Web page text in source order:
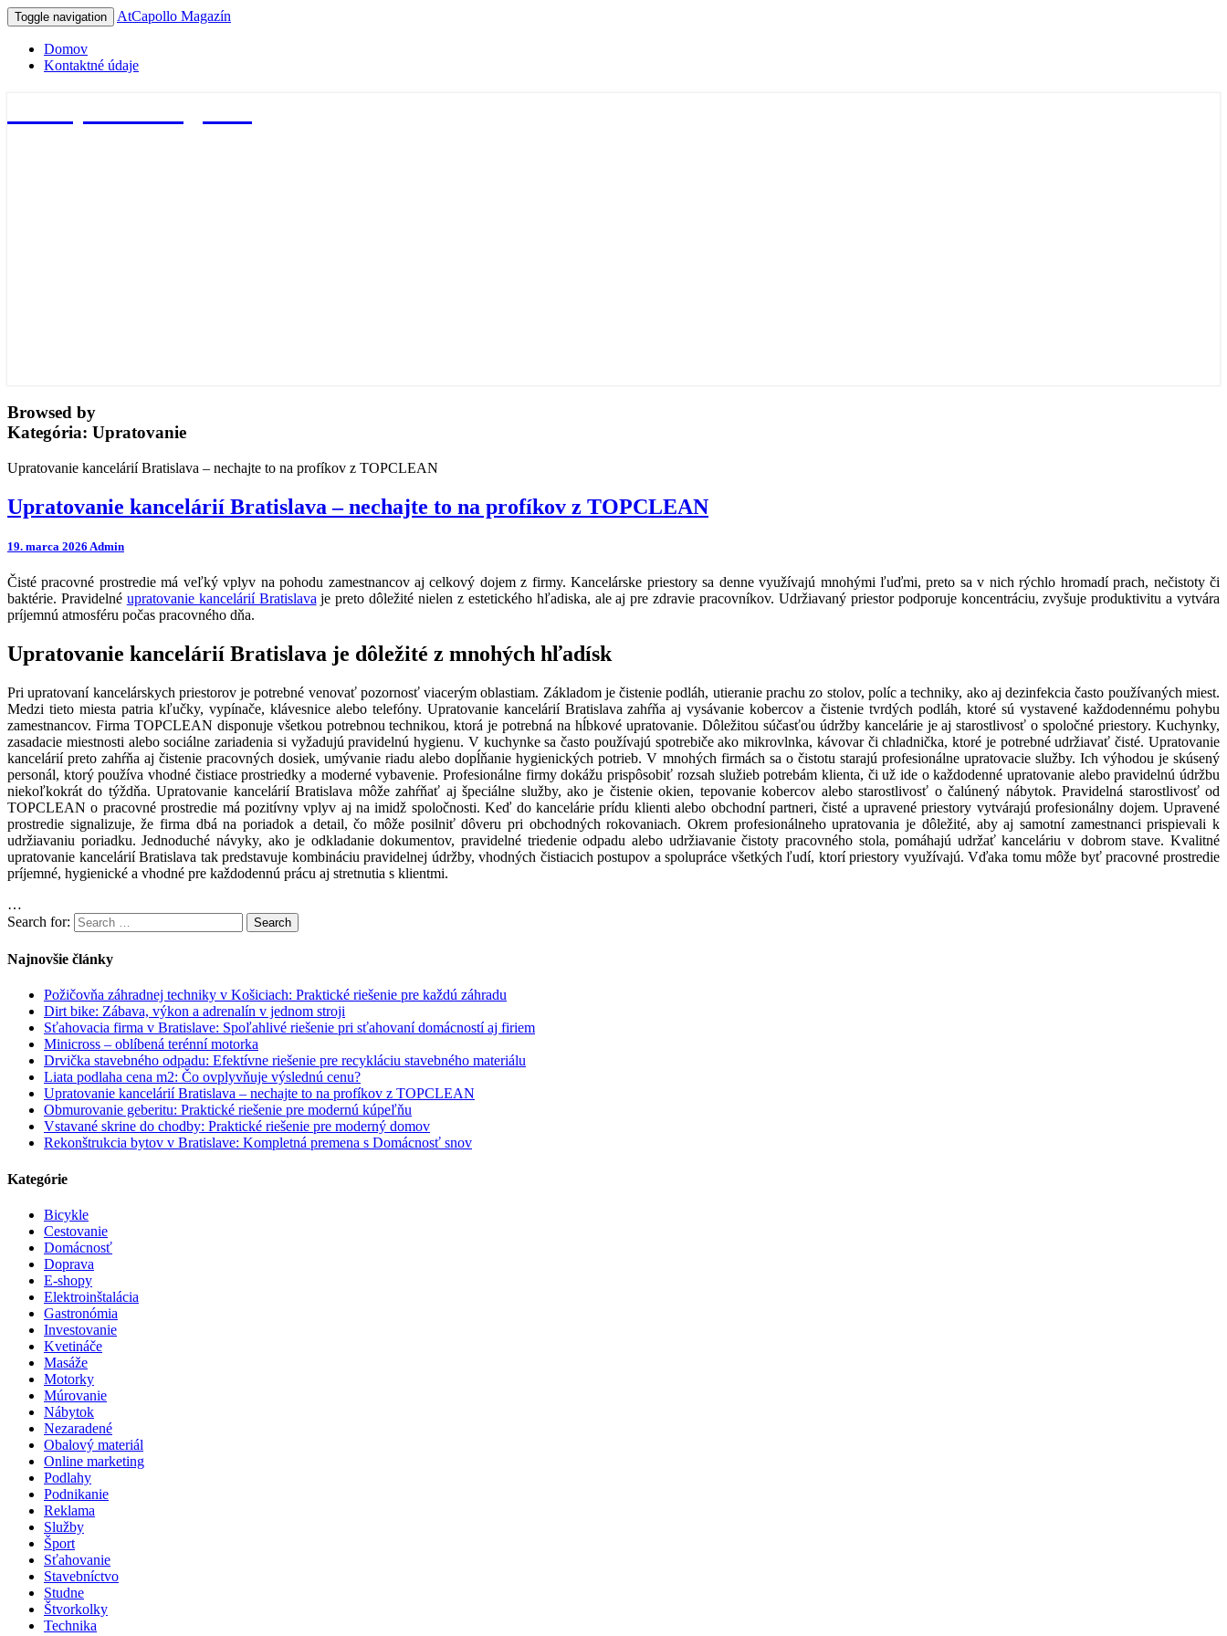
Toggle navigation AtCapollo Magazín
Domov
Kontaktné údaje
Browsed by
Kategória: Upratovanie
Upratovanie kancelárií Bratislava – nechajte to na profíkov z TOPCLEAN
Upratovanie kancelárií Bratislava – nechajte to na profíkov z TOPCLEAN
19. marca 2026 Admin
Čisté pracovné prostredie má veľký vplyv na pohodu zamestnancov aj celkový dojem z firmy. Kancelárske priestory sa denne využívajú mnohými ľuďmi, preto sa v nich rýchlo hromadí prach, nečistoty či
baktérie. Pravidelné upratovanie kancelárií Bratislava je preto dôležité nielen z estetického hľadiska, ale aj pre zdravie pracovníkov. Udržiavaný priestor podporuje koncentráciu, zvyšuje produktivitu a vytvára
príjemnú atmosféru počas pracovného dňa.
Upratovanie kancelárií Bratislava je dôležité z mnohých hľadísk
Pri upratovaní kancelárskych priestorov je potrebné venovať pozornosť viacerým oblastiam. Základom je čistenie podláh, utieranie prachu zo stolov, políc a techniky, ako aj dezinfekcia často používaných miest.
Medzi tieto miesta patria kľučky, vypínače, klávesnice alebo telefóny. Upratovanie kancelárií Bratislava zahŕňa aj vysávanie kobercov a čistenie tvrdých podláh, ktoré sú vystavené každodennému pohybu
zamestnancov. Firma TOPCLEAN disponuje všetkou potrebnou technikou, ktorá je potrebná na hĺbkové upratovanie. Dôležitou súčasťou údržby kancelárie je aj starostlivosť o spoločné priestory. Kuchynky,
zasadacie miestnosti alebo sociálne zariadenia si vyžadujú pravidelnú hygienu. V kuchynke sa často používajú spotrebiče ako mikrovlnka, kávovar či chladnička, ktoré je potrebné udržiavať čisté. Upratovanie
kancelárií preto zahŕňa aj čistenie pracovných dosiek, umývanie riadu alebo dopĺňanie hygienických potrieb. V mnohých firmách sa o čistotu starajú profesionálne upratovacie služby. Ich výhodou je skúsený
personál, ktorý používa vhodné čistiace prostriedky a moderné vybavenie. Profesionálne firmy dokážu prispôsobiť rozsah služieb potrebám klienta, či už ide o každodenné upratovanie alebo pravidelnú údržbu
niekoľkokrát do týždňa. Upratovanie kancelárií Bratislava môže zahŕňať aj špeciálne služby, ako je čistenie okien, tepovanie kobercov alebo starostlivosť o čalúnený nábytok. Pravidelná starostlivosť od
TOPCLEAN o pracovné prostredie má pozitívny vplyv aj na imidž spoločnosti. Keď do kancelárie prídu klienti alebo obchodní partneri, čisté a upravené priestory vytvárajú profesionálny dojem. Upravené
prostredie signalizuje, že firma dbá na poriadok a detail, čo môže posilniť dôveru pri obchodných rokovaniach. Okrem profesionálneho upratovania je dôležité, aby aj samotní zamestnanci prispievali k
udržiavaniu poriadku. Jednoduché návyky, ako je odkladanie dokumentov, pravidelné triedenie odpadu alebo udržiavanie čistoty pracovného stola, pomáhajú udržať kanceláriu v dobrom stave. Kvalitné
upratovanie kancelárií Bratislava tak predstavuje kombináciu pravidelnej údržby, vhodných čistiacich postupov a spolupráce všetkých ľudí, ktorí priestory využívajú. Vďaka tomu môže byť pracovné prostredie
príjemné, hygienické a vhodné pre každodennú prácu aj stretnutia s klientmi.
…
Search for:
Search
Najnovšie články
Požičovňa záhradnej techniky v Košiciach: Praktické riešenie pre každú záhradu
Dirt bike: Zábava, výkon a adrenalín v jednom stroji
Sťahovacia firma v Bratislave: Spoľahlivé riešenie pri sťahovaní domácností aj firiem
Minicross – oblíbená terénní motorka
Drvička stavebného odpadu: Efektívne riešenie pre recykláciu stavebného materiálu
Liata podlaha cena m2: Čo ovplyvňuje výslednú cenu?
Upratovanie kancelárií Bratislava – nechajte to na profíkov z TOPCLEAN
Obmurovanie geberitu: Praktické riešenie pre modernú kúpeľňu
Vstavané skrine do chodby: Praktické riešenie pre moderný domov
Rekonštrukcia bytov v Bratislave: Kompletná premena s Domácnosť snov
Kategórie
Bicykle
Cestovanie
Domácnosť
Doprava
E-shopy
Elektroinštalácia
Gastronómia
Investovanie
Kvetináče
Masáže
Motorky
Múrovanie
Nábytok
Nezaradené
Obalový materiál
Online marketing
Podlahy
Podnikanie
Reklama
Služby
Šport
Sťahovanie
Stavebníctvo
Studne
Štvorkolky
Technika